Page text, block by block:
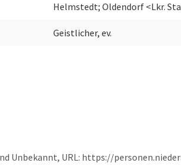
Helmstedt; Oldendorf <Lkr.
Geistlicher, ev.
Unbekannt, URL: https://